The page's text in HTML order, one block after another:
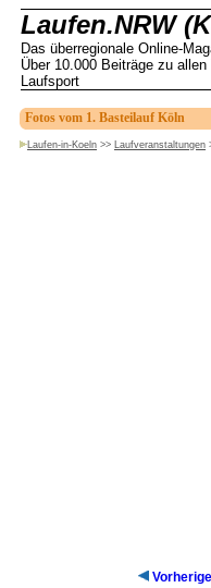
Laufen.NRW
Das überregionale Online-
Über 10.000 Beiträge zu
Laufsport
Fotos vom 1. Basteilauf Köln
Laufen-in-Koeln >> Laufveranstaltungen